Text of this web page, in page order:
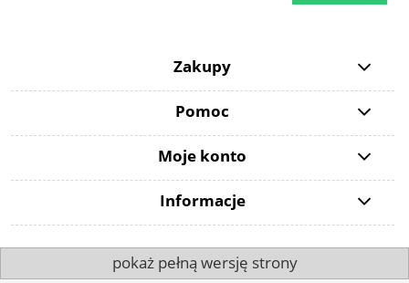
Zakupy
Pomoc
Moje konto
Informacje
pokaż pełną wersję strony